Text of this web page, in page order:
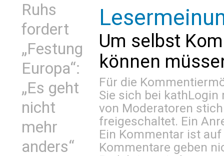
Ruhs
fordert
„Festung
Europa“:
„Es geht
nicht
mehr
anders“
Um selbst
können
Für die
Sie sich bei kathLogin
von Moderatoren
freigeschaltet. Ein
Ein Kommentar ist
Kommentare geben